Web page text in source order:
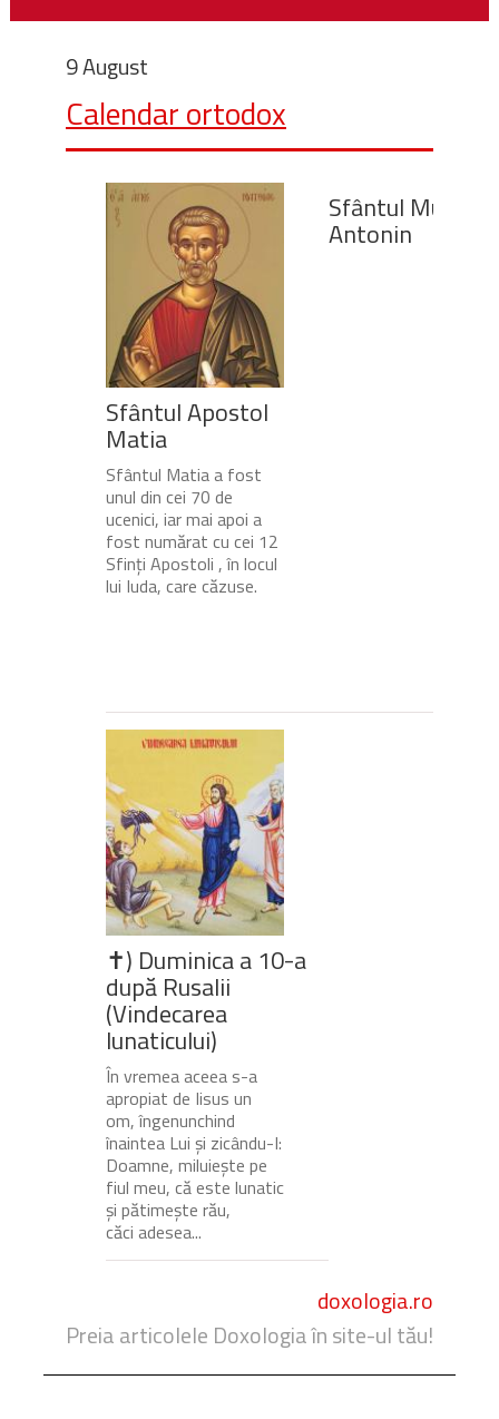
9 August
Calendar ortodox
Sfântul Apostol
Matia
Sfântul Matia a fost
unul din cei 70 de
ucenici, iar mai apoi a
fost numărat cu cei 12
Sfinți Apostoli , în locul
lui Iuda, care căzuse.
Sfântul Mucenic
Antonin
✝) Duminica a 10-a
după Rusalii
(Vindecarea
lunaticului)
În vremea aceea s-a
apropiat de Iisus un
om, îngenunchind
înaintea Lui și zicându-I:
Doamne, miluiește pe
fiul meu, că este lunatic
și pătimește rău,
căci adesea...
doxologia.ro
Preia articolele Doxologia în site-ul tău!